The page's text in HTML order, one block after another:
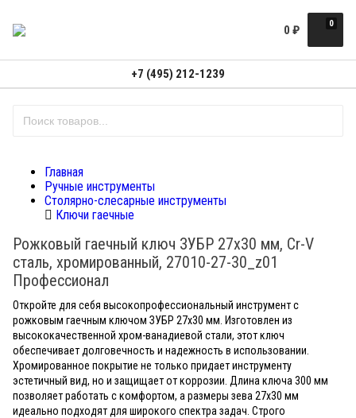
0
0 ₽
+7 (495) 212-1239
Главная
Ручные инструменты
Столярно-слесарные инструменты
Ключи гаечные
Рожковый гаечный ключ ЗУБР 27х30 мм, Cr-V
сталь, хромированный, 27010-27-30_z01
Профессионал
Откройте для себя высокопрофессиональный инструмент с
рожковым гаечным ключом ЗУБР 27х30 мм. Изготовлен из
высококачественной хром-ванадиевой стали, этот ключ
обеспечивает долговечность и надежность в использовании.
Хромированное покрытие не только придает инструменту
эстетичный вид, но и защищает от коррозии. Длина ключа 300 мм
позволяет работать с комфортом, а размеры зева 27x30 мм
идеально подходят для широкого спектра задач. Строго